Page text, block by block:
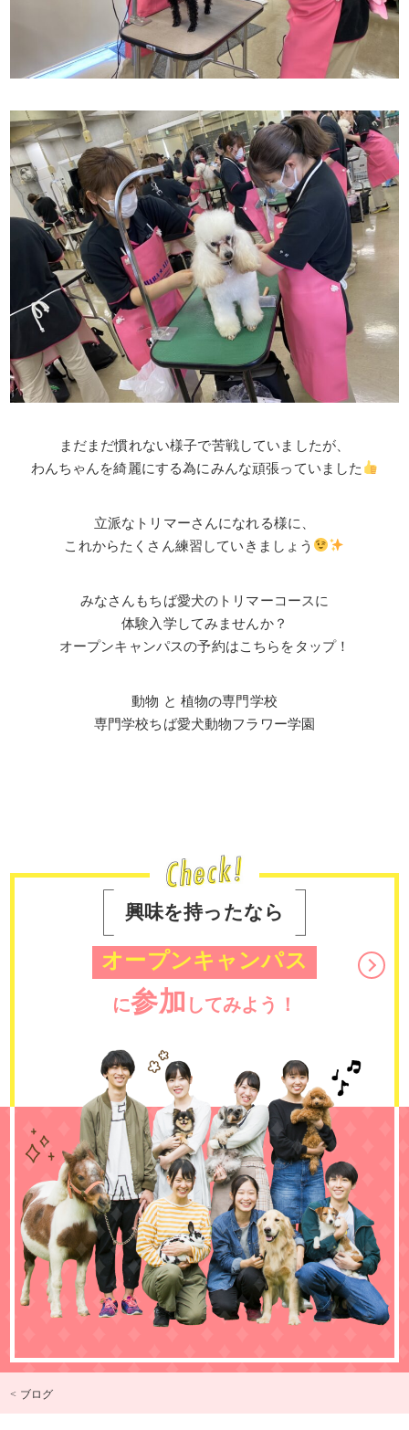
まだまだ慣れない様子で苦戦していましたが、
わんちゃんを綺麗にする為にみんな頑張っていました
立派なトリマーさんになれる様に、
これからたくさん練習していきましょう
みなさんもちば愛犬のトリマーコースに
体験入学してみませんか？
オープンキャンパスの予約はこちらをタップ！
動物 と 植物の専門学校
専門学校ちば愛犬動物フラワー学園
興味を持ったなら
オープンキャンパス
に参加 してみよう！
< ブログ